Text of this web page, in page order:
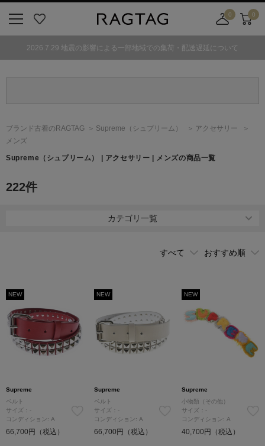
気
0
舗
カ
ト
0
2026.7.29 地震の影響による一部地域での集荷・配送遅延について
ブランド古着のRAGTAG Supreme （シュプリーム）
アクセサリー
メンズ
Supreme （シュプリーム） | アクセサリー | メンズの商品一覧
222件
カテゴリ一覧
NEW
Supreme
ベルト
サイズ：-
コンディション: A
66,700円（税込）
NEW
Supreme
ベルト
サイズ：-
コンディション: A
66,700円（税込）
NEW
Supreme
小物類（その他）
サイズ：-
コンディション: A
40,700円（税込）